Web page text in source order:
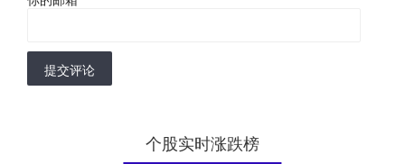
提交评论
个股实时涨跌榜